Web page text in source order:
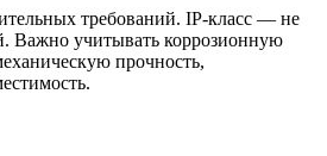
требований. IP-класс — не
Важно учитывать коррозионную
прочность,